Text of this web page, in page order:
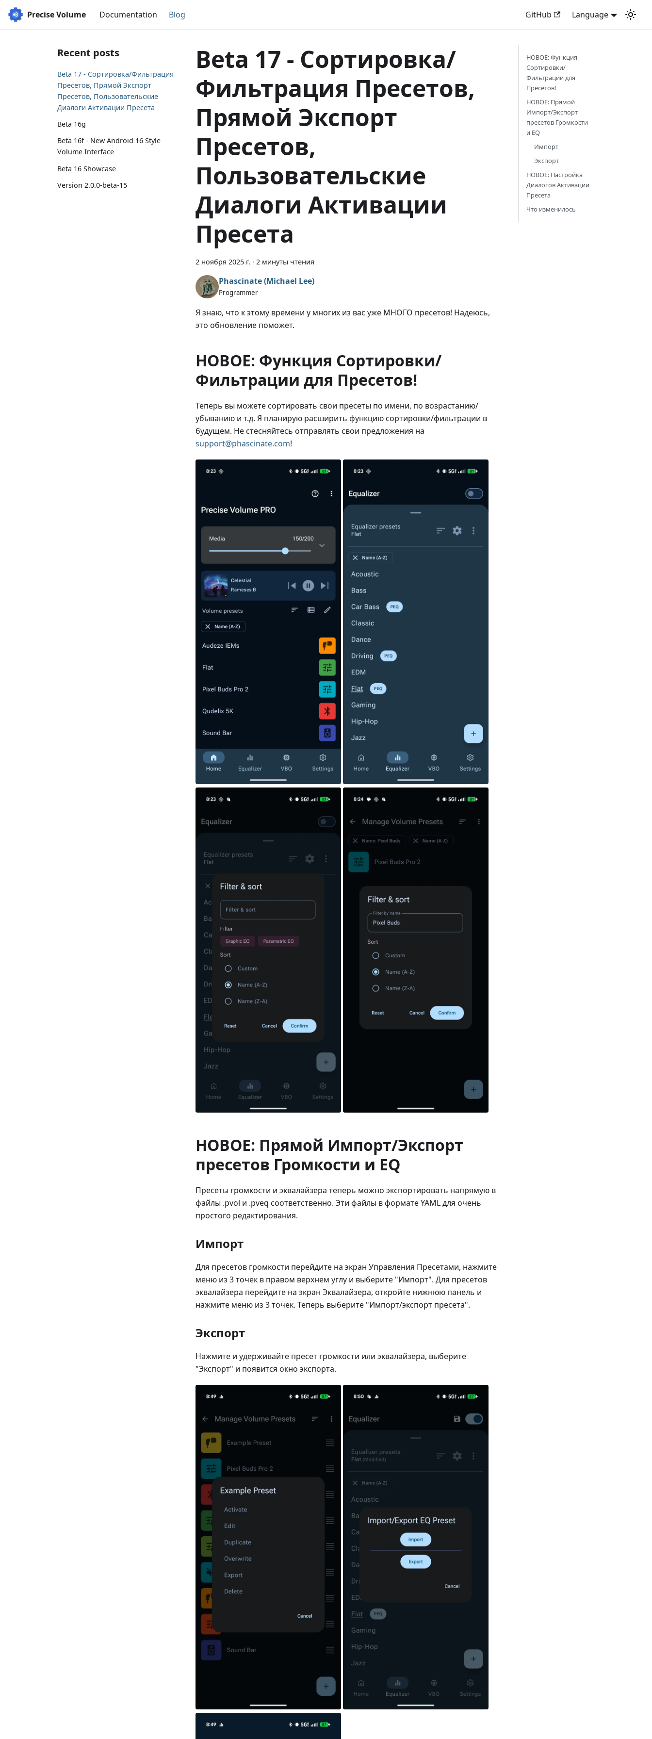
Precise Volume Documentation Blog GitHub Language
Recent posts
Beta 17 - Сортировка/Фильтрация
Пресетов, Прямой Экспорт
Пресетов, Пользовательские
Диалоги Активации Пресета
Beta 16g
Beta 16f - New Android 16 Style
Volume Interface
Beta 16 Showcase
Version 2.0.0-beta-15
Beta 17 - Сортировка/
Фильтрация Пресетов,
Прямой Экспорт
Пресетов,
Пользовательские
Диалоги Активации
Пресета
2 ноября 2025 г. · 2 минуты чтения
Phascinate (Michael Lee)
Programmer
Я знаю, что к этому времени у многих из вас уже МНОГО пресетов! Надеюсь,
это обновление поможет.
НОВОЕ: Функция Сортировки/
Фильтрации для Пресетов!
Теперь вы можете сортировать свои пресеты по имени, по возрастанию/
убыванию и т.д. Я планирую расширить функцию сортировки/фильтрации в
будущем. Не стесняйтесь отправлять свои предложения на
support@phascinate.com!
НОВОЕ: Прямой Импорт/Экспорт
пресетов Громкости и EQ
Пресеты громкости и эквалайзера теперь можно экспортировать напрямую в
файлы .pvol и .pveq соответственно. Эти файлы в формате YAML для очень
простого редактирования.
Импорт
Для пресетов громкости перейдите на экран Управления Пресетами, нажмите
меню из 3 точек в правом верхнем углу и выберите "Импорт". Для пресетов
эквалайзера перейдите на экран Эквалайзера, откройте нижнюю панель и
нажмите меню из 3 точек. Теперь выберите "Импорт/экспорт пресета".
Экспорт
Нажмите и удерживайте пресет громкости или эквалайзера, выберите
"Экспорт" и появится окно экспорта.
НОВОЕ: Функция
Сортировки/
Фильтрации для
Пресетов!
НОВОЕ: Прямой
Импорт/Экспорт
пресетов Громкости
и EQ
Импорт
Экспорт
НОВОЕ: Настройка
Диалогов Активации
Пресета
Что изменилось